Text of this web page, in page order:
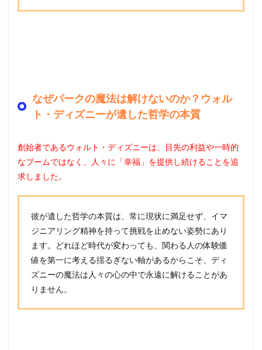
なぜパークの魔法は解けないのか？ウォル
ト・ディズニーが遺した哲学の本質
創始者であるウォルト・ディズニーは、目先の利益や一時的
なブームではなく、人々に「幸福」を提供し続けることを追
求しました。
彼が遺した哲学の本質は、常に現状に満足せず、イマ
ジニアリング精神を持って挑戦を止めない姿勢にあり
ます。どれほど時代が変わっても、関わる人の体験価
値を第一に考える揺るぎない軸があるからこそ、ディ
ズニーの魔法は人々の心の中で永遠に解けることがあ
りません。